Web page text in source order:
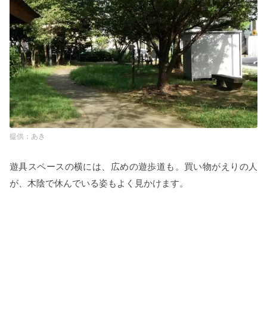
あき
遊具スペースの横には、広めの遊歩道も。買い物がえりの人
が、木陰で休んでいる姿もよく見かけます。